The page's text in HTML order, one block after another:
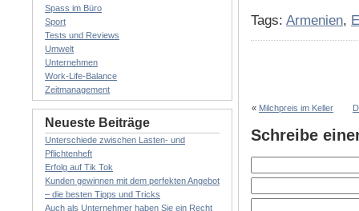
Tags: Armenien,
« Milchpreis im Keller
Schreibe
Spass im Büro
Sport
Tests und Reviews
Umwelt
Unternehmen
Work-Life-Balance
Zeitmanagement
Neueste Beiträge
Unterschiede zwischen Lasten- und
Pflichtenheft
Erfolg auf Tik Tok
Kunden gewinnen mit dem perfekten Angebot
– die besten Tipps und Tricks
Auch als Unternehmer haben Sie ein Recht